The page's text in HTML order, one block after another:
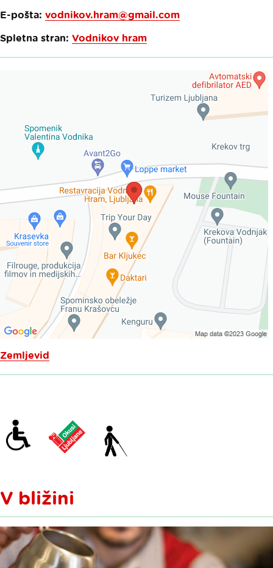
E-pošta: vodnikov.hram@gmail.com
Spletna stran: Vodnikov hram
Zemljevid
V bližini